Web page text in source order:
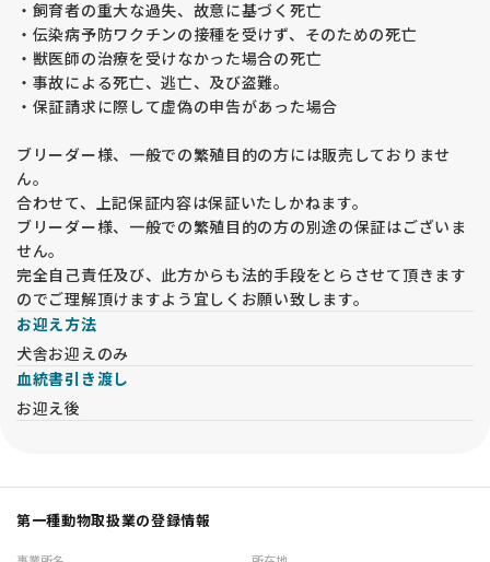
適度なサイズのものをご用意ください。
■ バリケン
お迎え時に必要となります。
内容によってはお取り寄せにお時間をいただく場合がございま
す。
当犬舎はドッグサロンを併設しております。
お迎え後も継続して美容をご利用くださるオーナー様が多くい
らっしゃいます。
シャンプーやトリミングにつきましても、お気軽にご相談くだ
さい。
・未成年の方のみでのご契約
・飼育者の重大な過失、故意に基づく死亡
・伝染病予防ワクチンの接種を受けず、そのための死亡
・獣医師の治療を受けなかった場合の死亡
・事故による死亡、逃亡、及び盗難。
・保証請求に際して虚偽の申告があった場合
ブリーダー様、一般での繁殖目的の方には販売しておりませ
ん。
合わせて、上記保証内容は保証いたしかねます。
ブリーダー様、一般での繁殖目的の方の別途の保証はございま
せん。
完全自己責任及び、此方からも法的手段をとらさせて頂きます
のでご理解頂けますよう宜しくお願い致します。
お迎え方法
犬舎お迎えのみ
血統書引き渡し
お迎え後
第一種動物取扱業の登録情報